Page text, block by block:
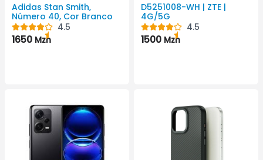
Adidas Stan Smith,
Número 40, Cor Branco
4.5
1650 Mzn
D5251008-WH | ZTE |
4G/5G
4.5
1500 Mzn